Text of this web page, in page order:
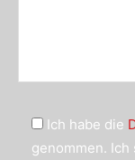
Ich habe die
genommen. Ich